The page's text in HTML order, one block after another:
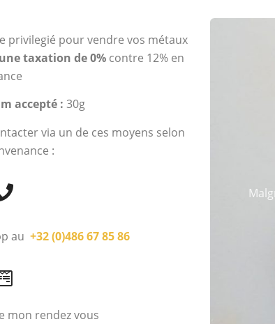
privilegié pour vendre vos métaux
une taxation de 0% contre 12% en
accepté : 30g
via un de ces moyens selon
:
au +32 (0)486 67 85 86
mon rendez vous